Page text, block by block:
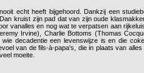
echt heeft bijgehoord. Dankzij een
kruist zijn pad dat van zijn oude
vanalles en nog wat te verpatsen aan
Irvine), Charlie Bottoms (Thomas
decadentie een levenswijze is en die
van de fils-à-papa's, die in plaats van
moeite.